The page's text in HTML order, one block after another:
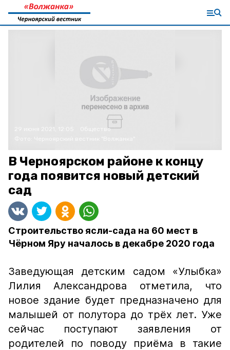
29 июня 2021, 12:05
Общество
В Черноярском районе к концу
года появится новый детский
сад
Строительство ясли-сада на 60 мест в
Чёрном Яру началось в декабре 2020 года
Заведующая детским садом «Улыбка»
Лилия Александрова отметила, что
новое здание будет предназначено для
малышей от полутора до трёх лет. Уже
сейчас поступают заявления от
родителей по поводу приёма в такие